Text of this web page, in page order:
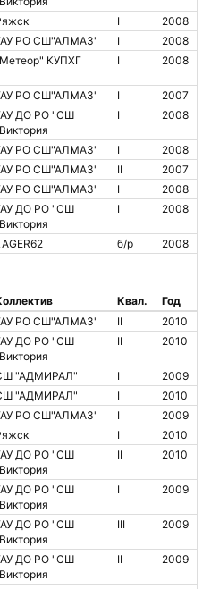
I
2008
РО СШ"АЛМАЗ" I
2008
КУПХГ I 2008
РО СШ"АЛМАЗ" I
2007
ДО РО "СШ
I 2008
РО СШ"АЛМАЗ" I
2008
РО СШ"АЛМАЗ" II
2007
РО СШ"АЛМАЗ" I
2008
ДО РО "СШ
I 2008
б/р 2008
Квал.
Год
РО СШ"АЛМАЗ" II
2010
ДО РО "СШ
II 2010
"АДМИРАЛ" I
2009
"АДМИРАЛ" I
2010
РО СШ"АЛМАЗ" I
2009
I
2010
ДО РО "СШ
II 2010
ДО РО "СШ
I 2009
ДО РО "СШ
III 2009
ДО РО "СШ
II 2009